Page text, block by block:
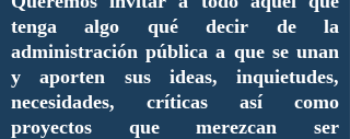
tenga algo qué decir de la
administración pública a que se unan
y aporten sus ideas, inquietudes,
necesidades, críticas así como
proyectos que merezcan ser